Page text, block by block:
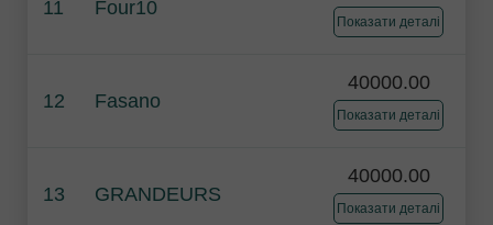
11 Four10
Показати деталі
12 Fasano
40000.00
Показати деталі
13 GRANDEURS
40000.00
Показати деталі